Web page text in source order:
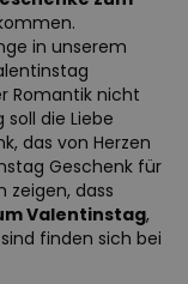
in unserem
Romantik nicht
die Liebe
das von Herzen
Geschenk für
zeigen, dass
Valentinstag,
finden sich bei